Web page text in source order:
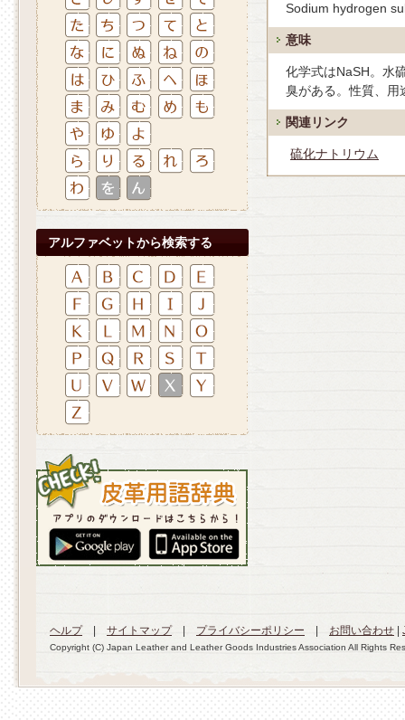
アルファベットから検索する
Sodium hydrogen
意味
化学式はNaSH。水
臭がある。性質、用
関連リンク
硫化ナトリウム
ヘルプ| サイトマップ| プライバシーポリシー お問い合わせ
Copyright (C) Japan Leather and Leather Goods Industries Association All Rights